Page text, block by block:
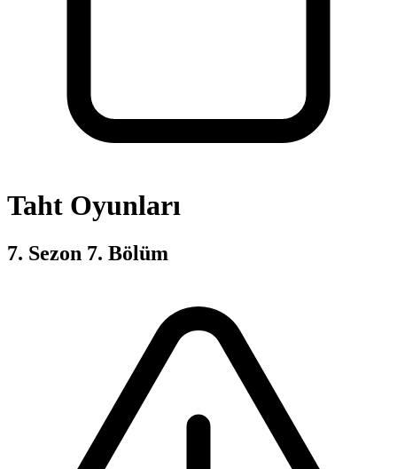
Taht Oyunları
7. Sezon 7. Bölüm